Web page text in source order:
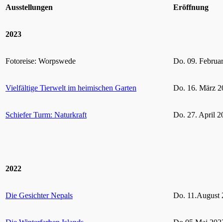
Ausstellungen Eröffnung
2023
Fotoreise: Worpswede Do. 09.
Vielfältige Tierwelt im heimischen Garten Do. 16. März
Schiefer Turm: Naturkraft Do. 27. April
2022
Die Gesichter Nepals Do. 11.August